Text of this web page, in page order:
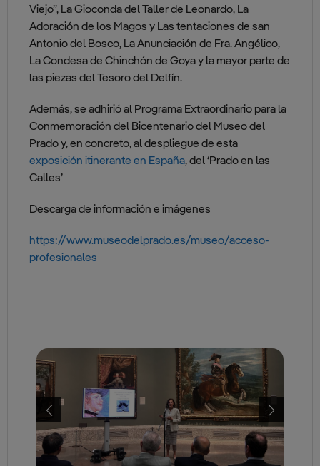
Viejo”, La Gioconda del Taller de Leonardo, La
Adoración de los Magos y Las tentaciones de san
Antonio del Bosco, La Anunciación de Fra. Angélico,
La Condesa de Chinchón de Goya y la mayor parte de
las piezas del Tesoro del Delfín.
Además, se adhirió al Programa Extraordinario para la
Conmemoración del Bicentenario del Museo del
Prado y, en concreto, al despliegue de esta
exposición itinerante en España, del ‘Prado en las
Calles’
Descarga de información e imágenes
https://www.museodelprado.es/museo/acceso-
profesionales